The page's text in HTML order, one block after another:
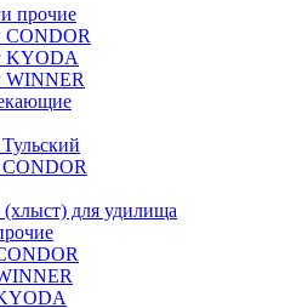
прочие
KYODA
для удилища